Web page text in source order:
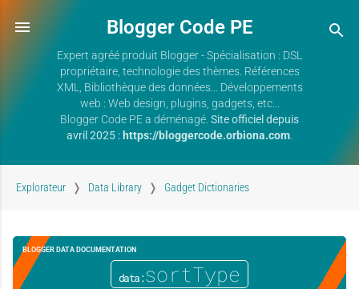
Blogger Code PE
Expert agréé produit Blogger - Spécialisation : DSL
propriétaire, technologie des thèmes. Références
XML, Bibliothèque des données... Développements
web : Web design, plugins, gadgets, etc...
Blogger Code PE a déménagé. Site officiel depuis
avril 2025 : https://bloggercode.orbiona.com.
Explorateur Data Library Gadget Dictionaries
data:sortType
BLOGGER DATA DOCUMENTATION